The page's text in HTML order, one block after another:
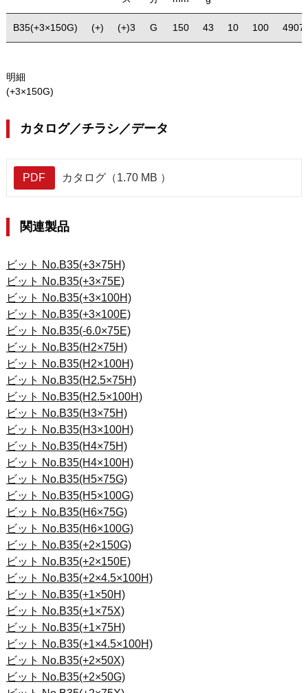
B35(+3×150G) (+) (+)3 G 150 43 10 100
明細
(+3×150G)
カタログ／チラシ／データ
PDF カタログ（1.70 MB ）
関連製品
ビット No.B35(+3×75H)
ビット No.B35(+3×75E)
ビット No.B35(+3×100H)
ビット No.B35(+3×100E)
ビット No.B35(-6.0×75E)
ビット No.B35(H2×75H)
ビット No.B35(H2×100H)
ビット No.B35(H2.5×75H)
ビット No.B35(H2.5×100H)
ビット No.B35(H3×75H)
ビット No.B35(H3×100H)
ビット No.B35(H4×75H)
ビット No.B35(H4×100H)
ビット No.B35(H5×75G)
ビット No.B35(H5×100G)
ビット No.B35(H6×75G)
ビット No.B35(H6×100G)
ビット No.B35(+2×150G)
ビット No.B35(+2×150E)
ビット No.B35(+2×4.5×100H)
ビット No.B35(+1×50H)
ビット No.B35(+1×75X)
ビット No.B35(+1×75H)
ビット No.B35(+1×4.5×100H)
ビット No.B35(+2×50X)
ビット No.B35(+2×50G)